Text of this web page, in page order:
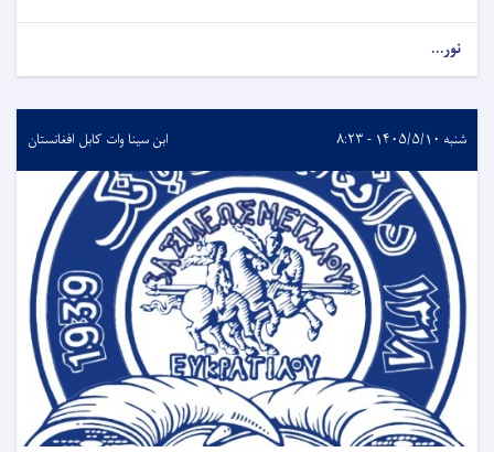
نور...
شنبه ۱۴۰۵/۵/۱۰ - ۸:۲۳ ابن سینا وات کابل افغانستان